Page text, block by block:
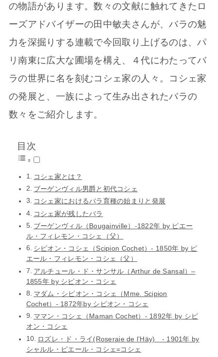
の物語があります。数々の文献に触れてきたロ
ーズアドバイザーの田中敏夫さんが、バラの魅
力を深掘りする連載で今回取り上げるのは、パ
リ南東に広大な圃場を構え、４代にわたってバ
ラの世界に名を刻むコシェ家の人々。コシェ家
の発展と、一族によって生み出されたバラの
数々をご紹介します。
目次
コシェ家とは？
ブーゲンヴィル男爵と初代コシェ
コシェ家におけるバラ育種の始まりと発展
コシェ家が残したバラ
ブーゲンヴィル（Bougainville）-1822年 by ピエー
ル・フィレモン・コシェ（父）
シピオン・コシェ（Scipion Cochet）- 1850年 by ピ
エール・フィレモン・コシェ（父）
アルチュール・ド・サンサル（Arthur de Sansal）–
1855年 by シピオン・コシェ
マダム・シピオン・コシェ（Mme. Scipion
Cochet）- 1872年by シピオン・コシェ
ママン・コシェ（Maman Cochet）- 1892年 by シピ
オン・コシェ
ロズレ・ド・ライ(Roseraie de l’Häy) - 1901年 by
シャルル・ピエール・コシェ=コシェ